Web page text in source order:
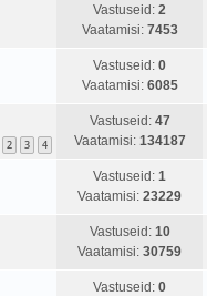
Vastuseid: 2
Vaatamisi: 7453
Vastuseid: 0
Vaatamisi: 6085
2 3 4
Vastuseid: 47
Vaatamisi: 134187
Vastuseid: 1
Vaatamisi: 23229
Vastuseid: 10
Vaatamisi: 30759
Vastuseid: 0